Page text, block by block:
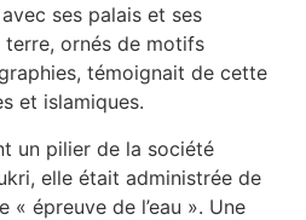
ses palais et ses
terre, ornés de motifs
témoignait de cette
et islamiques.
un pilier de la société
elle était administrée de
« épreuve de l’eau ». Une